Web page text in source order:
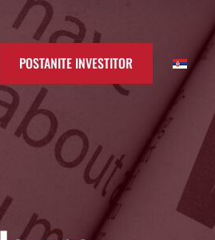
POSTANITE INVESTITOR